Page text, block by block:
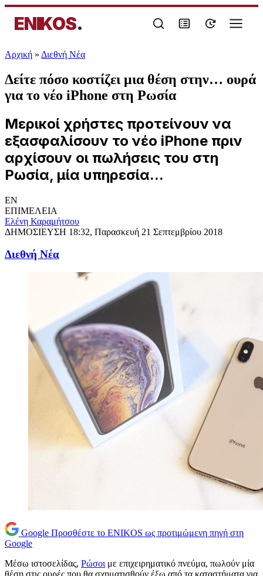
ENIKOS.
Αρχική » Διεθνή Νέα
Δείτε πόσο κοστίζει μια θέση στην… ουρά
για το νέο iPhone στη Ρωσία
Μερικοί χρήστες προτείνουν να
εξασφαλίσουν το νέο iPhone πριν
αρχίσουν οι πωλήσεις του στη
Ρωσία, μία υπηρεσία...
EN
ΕΠΙΜΕΛΕΙΑ
Ελένη Καραμήτσου
ΔΗΜΟΣΙΕΥΣΗ 18:32, Παρασκευή 21 Σεπτεμβρίου 2018
Διεθνή Νέα
Google Προσθέστε το ENIKOS ως προτιμώμενη πηγή στη
Google
Μέσω ιστοσελίδας, Ρώσοι με επιχειρηματικό πνεύμα, πωλούν μία